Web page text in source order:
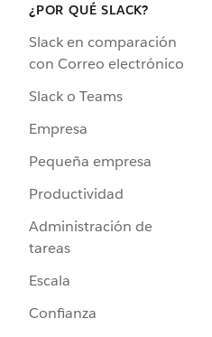
¿POR QUÉ SLACK?
Slack en comparación
con Correo electrónico
Slack o Teams
Empresa
Pequeña empresa
Productividad
Administración de
tareas
Escala
Confianza